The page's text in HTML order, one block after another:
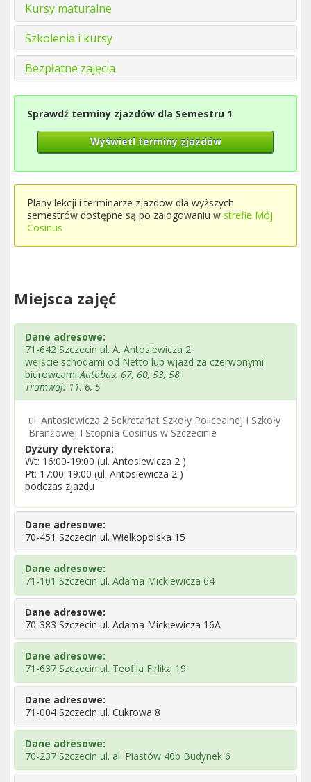
Kursy maturalne
Szkolenia i kursy
Bezpłatne zajęcia
Sprawdź terminy zjazdów dla Semestru 1
Wyświetl terminy zjazdów
Plany lekcji i terminarze zjazdów dla wyższych
semestrów dostępne są po zalogowaniu w strefie Mój
Cosinus
Miejsca zajęć
Dane adresowe:
71-642 Szczecin ul. A. Antosiewicza 2
wejście schodami od Netto lub wjazd za czerwonymi
biurowcamiAutobus: 67, 60, 53, 58
Tramwaj: 11, 6, 5
ul. Antosiewicza 2 Sekretariat Szkoły Policealnej I Szkoły
Branżowej I Stopnia Cosinus w Szczecinie
Dyżury dyrektora:
Wt: 16:00-19:00 (ul. Antosiewicza 2 )
Pt: 17:00-19:00 (ul. Antosiewicza 2 )
podczas zjazdu
Dane adresowe:
70-451 Szczecin ul. Wielkopolska 15
Dane adresowe:
71-101 Szczecin ul. Adama Mickiewicza 64
Dane adresowe:
70-383 Szczecin ul. Adama Mickiewicza 16A
Dane adresowe:
71-637 Szczecin ul. Teofila Firlika 19
Dane adresowe:
71-004 Szczecin ul. Cukrowa 8
Dane adresowe:
70-237 Szczecin ul. al. Piastów 40b Budynek 6